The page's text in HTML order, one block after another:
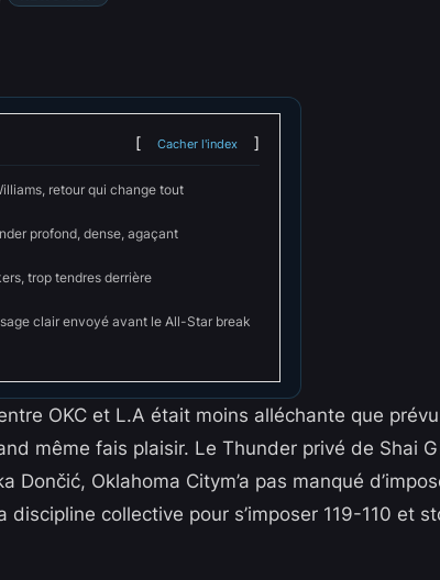
Cacher l'index
retour qui change tout
profond, dense, agaçant
trop tendres derrière
clair envoyé avant le All-Star break
OKC et L.A était moins alléchante que
même fais plaisir. Le Thunder privé de Shai
Dončić, Oklahoma Citym’a pas manqué
discipline collective pour s’imposer 119-110 et